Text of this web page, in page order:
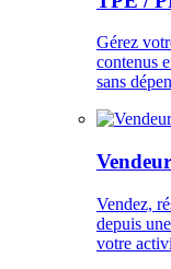
Gérez
contenus
sans
Vendez,
depuis
votre